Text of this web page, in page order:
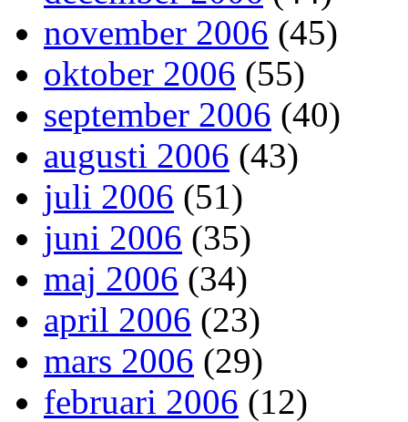
november 2006 (45)
oktober 2006 (55)
september 2006 (40)
augusti 2006 (43)
juli 2006 (51)
juni 2006 (35)
maj 2006 (34)
april 2006 (23)
mars 2006 (29)
februari 2006 (12)